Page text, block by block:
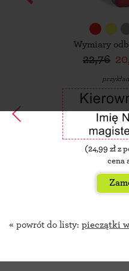
Wymiary
22,76
(24,99 zł z
cena
« powrót do listy: pieczątki